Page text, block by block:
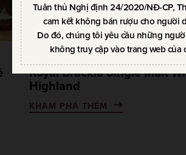
Tuân thủ Nghị định 24/2020/NĐ-CP,
cam kết không bán rượu cho người
Do đó, chúng tôi yêu cầu những
không truy cập vào trang web của
VỀ SCOTCH WHISKY
Royal Brackla Single Malt
Highland
KHÁM PHÁ THÊM
01.11.2021